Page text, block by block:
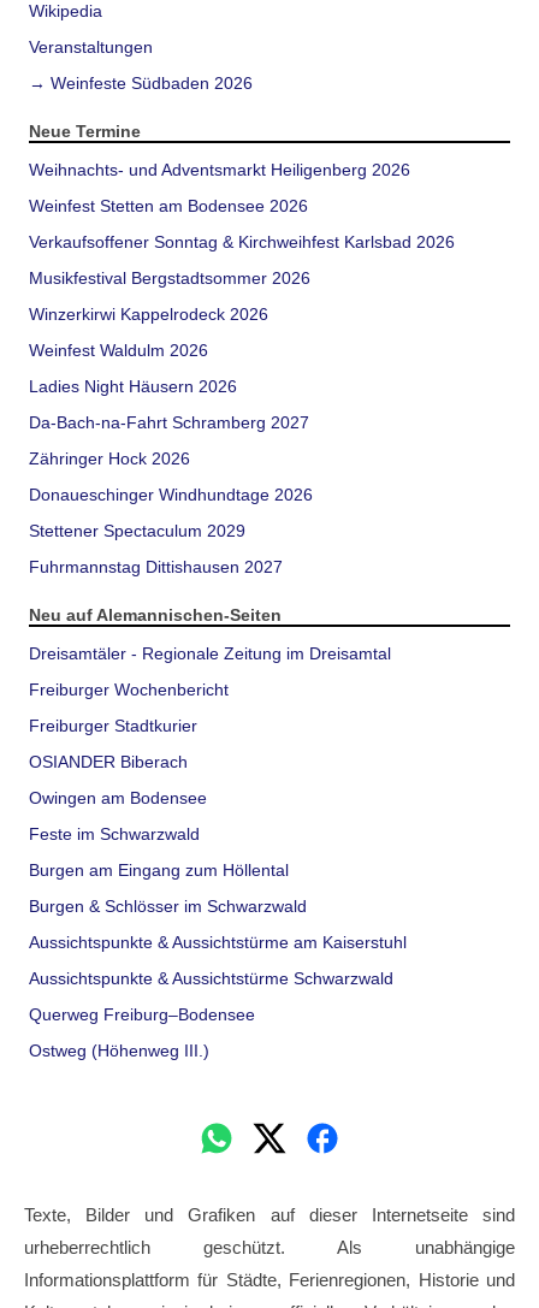
Wikipedia
Veranstaltungen
→ Weinfeste Südbaden 2026
Neue Termine
Weihnachts- und Adventsmarkt Heiligenberg 2026
Weinfest Stetten am Bodensee 2026
Verkaufsoffener Sonntag & Kirchweihfest Karlsbad 2026
Musikfestival Bergstadtsommer 2026
Winzerkirwi Kappelrodeck 2026
Weinfest Waldulm 2026
Ladies Night Häusern 2026
Da-Bach-na-Fahrt Schramberg 2027
Zähringer Hock 2026
Donaueschinger Windhundtage 2026
Stettener Spectaculum 2029
Fuhrmannstag Dittishausen 2027
Neu auf Alemannischen-Seiten
Dreisamtäler - Regionale Zeitung im Dreisamtal
Freiburger Wochenbericht
Freiburger Stadtkurier
OSIANDER Biberach
Owingen am Bodensee
Feste im Schwarzwald
Burgen am Eingang zum Höllental
Burgen & Schlösser im Schwarzwald
Aussichtspunkte & Aussichtstürme am Kaiserstuhl
Aussichtspunkte & Aussichtstürme Schwarzwald
Querweg Freiburg–Bodensee
Ostweg (Höhenweg III.)
Texte, Bilder und Grafiken auf dieser Internetseite sind
urheberrechtlich geschützt. Als unabhängige
Informationsplattform für Städte, Ferienregionen, Historie und